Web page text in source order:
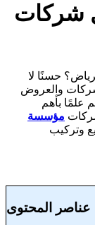
شركات
حسنًا لا
والعروض
علمًا بأهم
مؤسسة
وتركيب
عناصر المحتوى